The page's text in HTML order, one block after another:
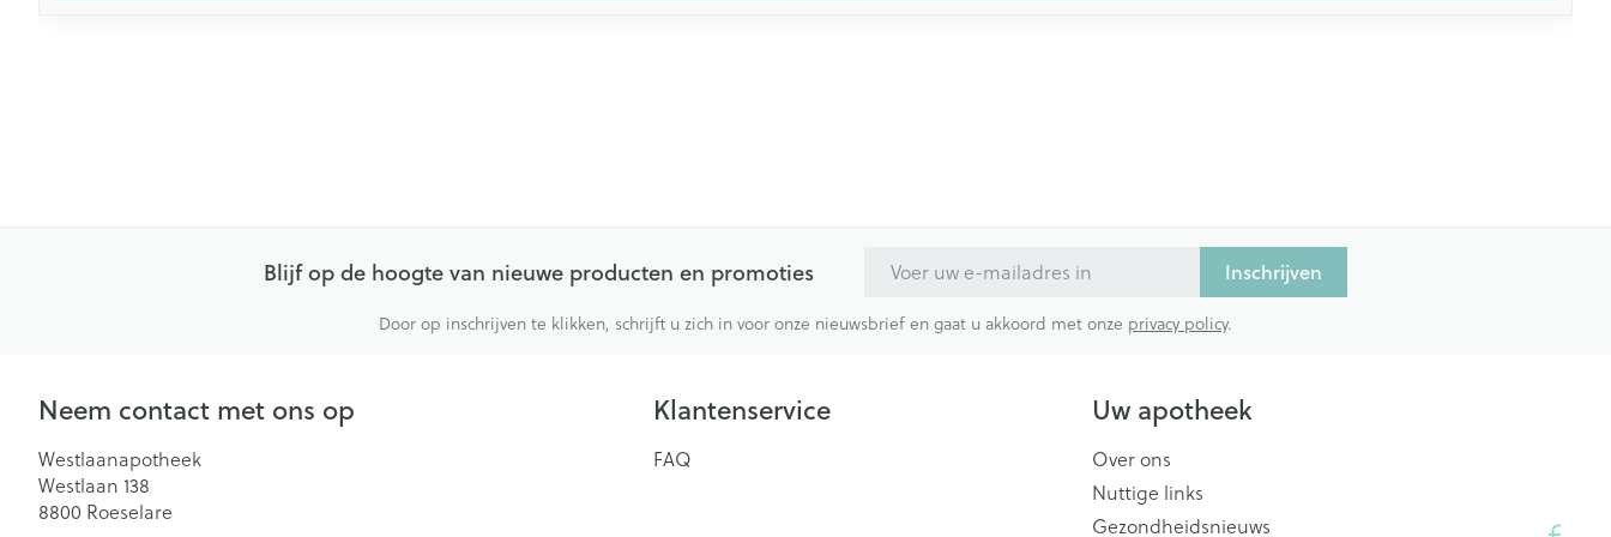
Blijf op de hoogte van nieuwe producten en promoties Inschrijven
Door op inschrijven te klikken, schrijft u zich in voor onze nieuwsbrief en gaat u akkoord met onze privacy policy.
Neem contact met ons op
Westlaanapotheek
Westlaan 138
8800 Roeselare
Klantenservice
FAQ
Uw apotheek
Over ons
Nuttige links
Gezondheidsnieuws